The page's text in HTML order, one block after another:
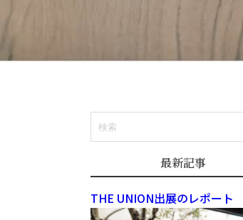
サステナビリティ
キッチン用品
CHIKIRICAMP
最新記事
THE UNION出展のレポート